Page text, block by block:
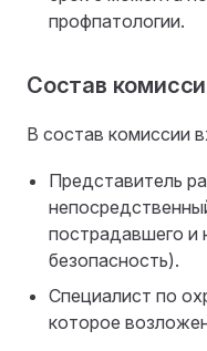
профпатологии.
Состав
В состав комиссии
Представитель
пострадавшего и
безопасность).
Специалист по
которое